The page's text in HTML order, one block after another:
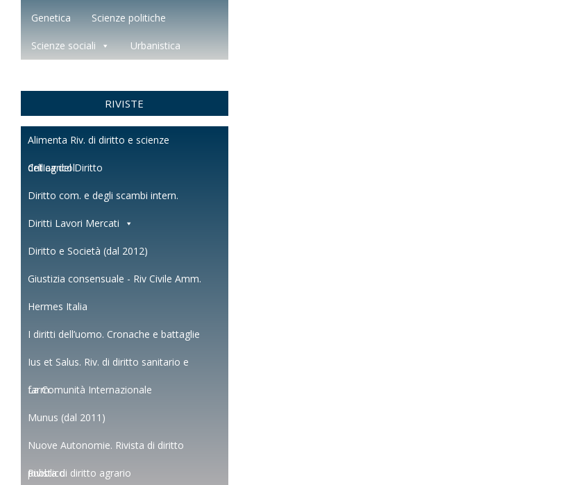
Genetica Scienze politiche
Scienze sociali Urbanistica
RIVISTE
Alimenta Riv. di diritto e scienze
dell'agricol.
Critica del Diritto
Diritto com. e degli scambi intern.
Diritti Lavori Mercati
Diritto e Società (dal 2012)
Giustizia consensuale - Riv Civile Amm.
Hermes Italia
I diritti dell’uomo. Cronache e battaglie
Ius et Salus. Riv. di diritto sanitario e
farm.
La Comunità Internazionale
Munus (dal 2011)
Nuove Autonomie. Rivista di diritto
pubblico
Rivista di diritto agrario